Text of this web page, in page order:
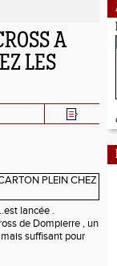
A
LES
lancée .
de Dompierre , un
suffisant pour